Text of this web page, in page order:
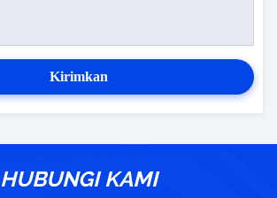
Kirimkan
HUBUNGI KAMI